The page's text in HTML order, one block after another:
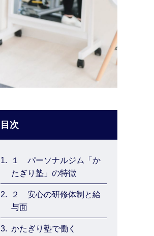
目次
1.
１ パーソナルジム「か
たぎり塾」の特徴
2.
２ 安心の研修体制と給
与面
3. かたぎり塾で働く